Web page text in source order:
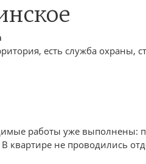
есть служба охраны,
работы уже выполнены:
В квартире не проводились